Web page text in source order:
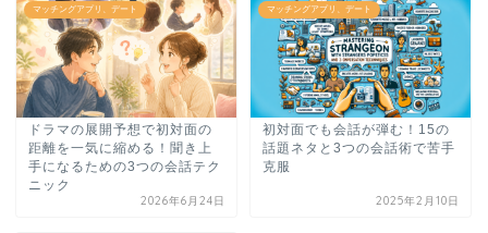
マッチングアプリ、デート
ドラマの展開予想で初対面の
距離を一気に縮める！聞き上
手になるための3つの会話テク
ニック
2026年6月24日
マッチングアプリ、デート
初対面でも会話が弾む！15の
話題ネタと3つの会話術で苦手
克服
2025年2月10日